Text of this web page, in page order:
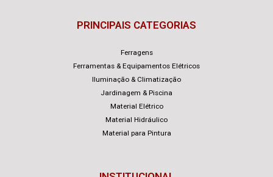
PRINCIPAIS CATEGORIAS
Ferragens
Ferramentas & Equipamentos Elétricos
Iluminação & Climatização
Jardinagem & Piscina
Material Elétrico
Material Hidráulico
Material para Pintura